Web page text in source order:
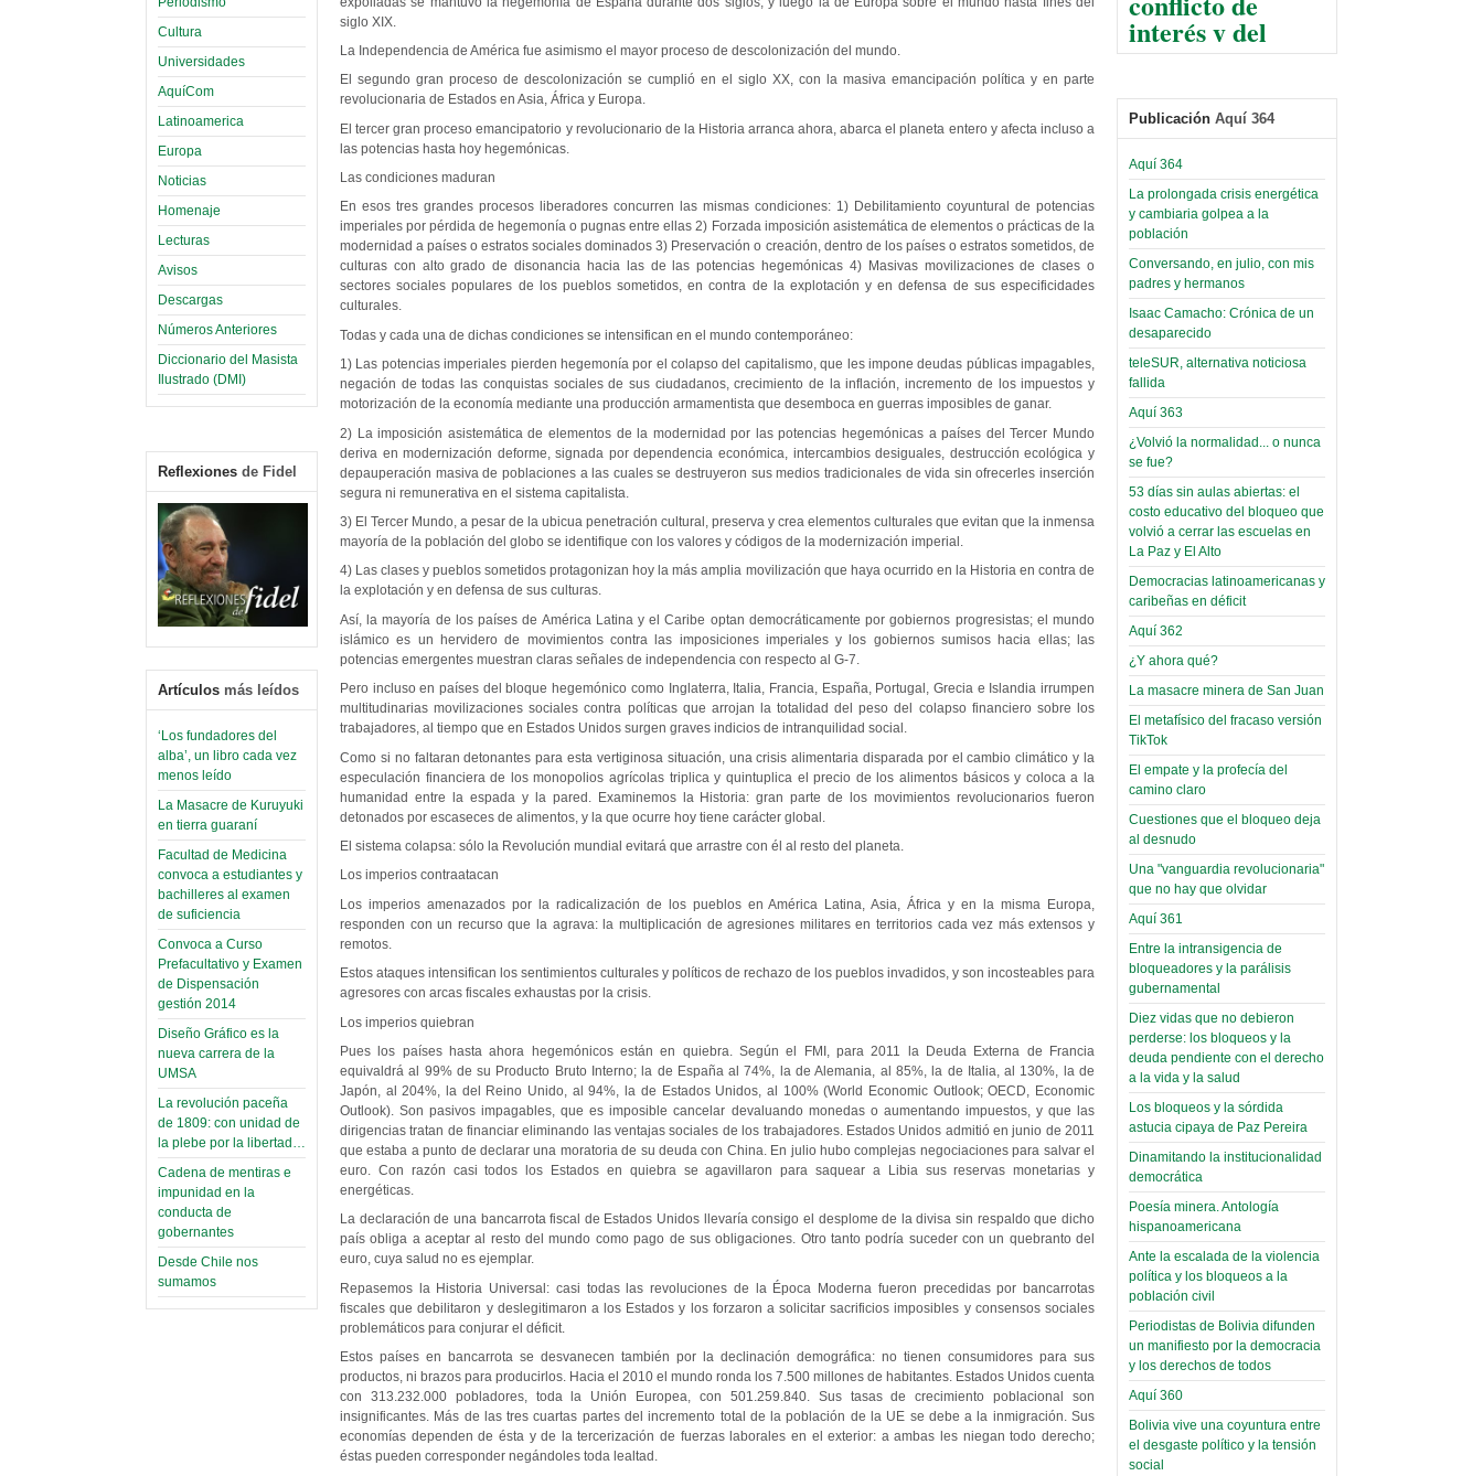
Cultura
Universidades
AquíCom
Latinoamerica
Europa
Noticias
Homenaje
Lecturas
Avisos
Descargas
Números Anteriores
Diccionario del Masista
Ilustrado (DMI)
Reflexiones de Fidel
Artículos más leídos
‘Los fundadores del
alba’, un libro cada vez
menos leído
La Masacre de Kuruyuki
en tierra guaraní
Facultad de Medicina
convoca a estudiantes y
bachilleres al examen
de suficiencia
Convoca a Curso
Prefacultativo y Examen
de Dispensación
gestión 2014
Diseño Gráfico es la
nueva carrera de la
UMSA
La revolución paceña
de 1809: con unidad de
la plebe por la libertad…
Cadena de mentiras e
impunidad en la
conducta de
gobernantes
Desde Chile nos
sumamos
siglo XIX.
La Independencia de América fue asimismo el mayor proceso de descolonización del mundo.
El segundo gran proceso de descolonización se cumplió en el siglo XX, con la masiva emancipación política y en parte
revolucionaria de Estados en Asia, África y Europa.
El tercer gran proceso emancipatorio y revolucionario de la Historia arranca ahora, abarca el planeta entero y afecta incluso a
las potencias hasta hoy hegemónicas.
Las condiciones maduran
En esos tres grandes procesos liberadores concurren las mismas condiciones: 1) Debilitamiento coyuntural de potencias
imperiales por pérdida de hegemonía o pugnas entre ellas 2) Forzada imposición asistemática de elementos o prácticas de la
modernidad a países o estratos sociales dominados 3) Preservación o creación, dentro de los países o estratos sometidos, de
culturas con alto grado de disonancia hacia las de las potencias hegemónicas 4) Masivas movilizaciones de clases o
sectores sociales populares de los pueblos sometidos, en contra de la explotación y en defensa de sus especificidades
culturales.
Todas y cada una de dichas condiciones se intensifican en el mundo contemporáneo:
1) Las potencias imperiales pierden hegemonía por el colapso del capitalismo, que les impone deudas públicas impagables,
negación de todas las conquistas sociales de sus ciudadanos, crecimiento de la inflación, incremento de los impuestos y
motorización de la economía mediante una producción armamentista que desemboca en guerras imposibles de ganar.
2) La imposición asistemática de elementos de la modernidad por las potencias hegemónicas a países del Tercer Mundo
deriva en modernización deforme, signada por dependencia económica, intercambios desiguales, destrucción ecológica y
depauperación masiva de poblaciones a las cuales se destruyeron sus medios tradicionales de vida sin ofrecerles inserción
segura ni remunerativa en el sistema capitalista.
3) El Tercer Mundo, a pesar de la ubicua penetración cultural, preserva y crea elementos culturales que evitan que la inmensa
mayoría de la población del globo se identifique con los valores y códigos de la modernización imperial.
4) Las clases y pueblos sometidos protagonizan hoy la más amplia movilización que haya ocurrido en la Historia en contra de
la explotación y en defensa de sus culturas.
Así, la mayoría de los países de América Latina y el Caribe optan democráticamente por gobiernos progresistas; el mundo
islámico es un hervidero de movimientos contra las imposiciones imperiales y los gobiernos sumisos hacia ellas; las
potencias emergentes muestran claras señales de independencia con respecto al G-7.
Pero incluso en países del bloque hegemónico como Inglaterra, Italia, Francia, España, Portugal, Grecia e Islandia irrumpen
multitudinarias movilizaciones sociales contra políticas que arrojan la totalidad del peso del colapso financiero sobre los
trabajadores, al tiempo que en Estados Unidos surgen graves indicios de intranquilidad social.
Como si no faltaran detonantes para esta vertiginosa situación, una crisis alimentaria disparada por el cambio climático y la
especulación financiera de los monopolios agrícolas triplica y quintuplica el precio de los alimentos básicos y coloca a la
humanidad entre la espada y la pared. Examinemos la Historia: gran parte de los movimientos revolucionarios fueron
detonados por escaseces de alimentos, y la que ocurre hoy tiene carácter global.
El sistema colapsa: sólo la Revolución mundial evitará que arrastre con él al resto del planeta.
Los imperios contraatacan
Los imperios amenazados por la radicalización de los pueblos en América Latina, Asia, África y en la misma Europa,
responden con un recurso que la agrava: la multiplicación de agresiones militares en territorios cada vez más extensos y
remotos.
Estos ataques intensifican los sentimientos culturales y políticos de rechazo de los pueblos invadidos, y son incosteables para
agresores con arcas fiscales exhaustas por la crisis.
Los imperios quiebran
Pues los países hasta ahora hegemónicos están en quiebra. Según el FMI, para 2011 la Deuda Externa de Francia
equivaldrá al 99% de su Producto Bruto Interno; la de España al 74%, la de Alemania, al 85%, la de Italia, al 130%, la de
Japón, al 204%, la del Reino Unido, al 94%, la de Estados Unidos, al 100% (World Economic Outlook; OECD, Economic
Outlook). Son pasivos impagables, que es imposible cancelar devaluando monedas o aumentando impuestos, y que las
dirigencias tratan de financiar eliminando las ventajas sociales de los trabajadores. Estados Unidos admitió en junio de 2011
que estaba a punto de declarar una moratoria de su deuda con China. En julio hubo complejas negociaciones para salvar el
euro. Con razón casi todos los Estados en quiebra se agavillaron para saquear a Libia sus reservas monetarias y
energéticas.
La declaración de una bancarrota fiscal de Estados Unidos llevaría consigo el desplome de la divisa sin respaldo que dicho
país obliga a aceptar al resto del mundo como pago de sus obligaciones. Otro tanto podría suceder con un quebranto del
euro, cuya salud no es ejemplar.
Repasemos la Historia Universal: casi todas las revoluciones de la Época Moderna fueron precedidas por bancarrotas
fiscales que debilitaron y deslegitimaron a los Estados y los forzaron a solicitar sacrificios imposibles y consensos sociales
problemáticos para conjurar el déficit.
Estos países en bancarrota se desvanecen también por la declinación demográfica: no tienen consumidores para sus
productos, ni brazos para producirlos. Hacia el 2010 el mundo ronda los 7.500 millones de habitantes. Estados Unidos cuenta
con 313.232.000 pobladores, toda la Unión Europea, con 501.259.840. Sus tasas de crecimiento poblacional son
insignificantes. Más de las tres cuartas partes del incremento total de la población de la UE se debe a la inmigración. Sus
economías dependen de ésta y de la tercerización de fuerzas laborales en el exterior: a ambas les niegan todo derecho;
éstas pueden corresponder negándoles toda lealtad.
la UMSA
Sábado, 14 Septiembre 2024
Séptimo Encuentro de
Sábado, 14 Octubre 2023
Leer Más...
Trabajo Social de la UMSA
volverá a las urnas para elegir a
su directora
Sábado, 14 Octubre 2023
Candidatos del MAS se
presentarán en la UMSA
Jueves, 14 Septiembre 2023
Leer Más...
Carrera de Geografía realiza
Segundo Congreso Nacional
Viernes, 14 Octubre 2022
Leer Más...
Trabajo Social de la UMSA
elegirán directora
Viernes, 14 Octubre 2022
Leer Más...
“Tuna Femenina San Andrés”
toca y canta con coraje
Leer Más...
Posesionan a dirigentes de
Asociación de Docentes
Leer Más...
interés y del
razonable arte
y esconder la
mano
El Infamatorio
Jueves, 10 Diciembre 2020
Read more...
Infierno Covid
parte VI:
Gabinete de
Áñez se atribuye
construcción de
hospitales
prefabricados en
la que no tuvo
participación;
más de 24 horas
después rectifica
parcialmente
El Infamatorio
Miércoles, 09 Diciembre 2020
Read more...
Interpretación
de un álbum de
narco-fotos
(Miscelánea
Palaciega 8)
El Infamatorio
Miércoles, 19 Junio 2019
Read more...
Cosmética
descolonizadora
(Miscelánea
palaciega 7)
El Infamatorio
Lunes, 27 Mayo 2019
Read more...
Creacionismo,
filtraciones e
inicio de la
campaña del
MAS
(Miscelánea
palaciega 6)
El Infamatorio
Domingo, 12 Mayo 2019
Read more...
Publicación Aquí 364
Aquí 364
La prolongada crisis energética
y cambiaria golpea a la
población
Conversando, en julio, con mis
padres y hermanos
Isaac Camacho: Crónica de un
desaparecido
teleSUR, alternativa noticiosa
fallida
Aquí 363
¿Volvió la normalidad... o nunca
se fue?
53 días sin aulas abiertas: el
costo educativo del bloqueo que
volvió a cerrar las escuelas en
La Paz y El Alto
Democracias latinoamericanas y
caribeñas en déficit
Aquí 362
¿Y ahora qué?
La masacre minera de San Juan
El metafísico del fracaso versión
TikTok
El empate y la profecía del
camino claro
Cuestiones que el bloqueo deja
al desnudo
Una "vanguardia revolucionaria"
que no hay que olvidar
Aquí 361
Entre la intransigencia de
bloqueadores y la parálisis
gubernamental
Diez vidas que no debieron
perderse: los bloqueos y la
deuda pendiente con el derecho
a la vida y la salud
Los bloqueos y la sórdida
astucia cipaya de Paz Pereira
Dinamitando la institucionalidad
democrática
Poesía minera. Antología
hispanoamericana
Ante la escalada de la violencia
política y los bloqueos a la
población civil
Periodistas de Bolivia difunden
un manifiesto por la democracia
y los derechos de todos
Aquí 360
Bolivia vive una coyuntura entre
el desgaste político y la tensión
social